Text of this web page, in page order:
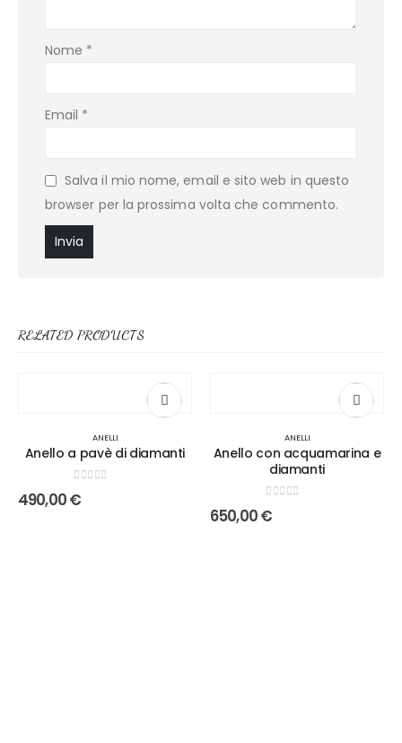
Nome *
Email *
Salva il mio nome, email e sito web in questo
browser per la prossima volta che commento.
RELATED PRODUCTS
ANELLI
Anello a pavè di diamanti
490,00€
ANELLI
Anello con acquamarina e
diamanti
650,00€